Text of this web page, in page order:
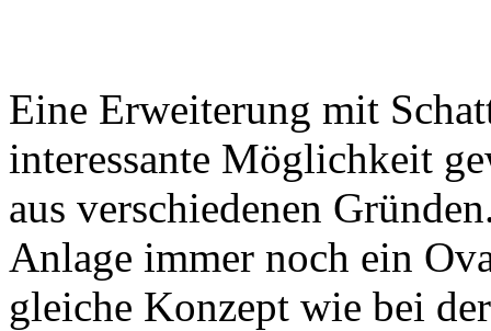
Eine Erweiterung mit
interessante Möglichkeit
aus verschiedenen
Anlage immer noch ein
gleiche Konzept wie bei